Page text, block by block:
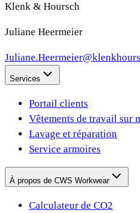
Klenk & Hoursch
Juliane Heermeier
Services
Portail clients
Vêtements de travail sur
Lavage et réparation
Service armoires
À propos de CWS Workwear
Calculateur de CO2